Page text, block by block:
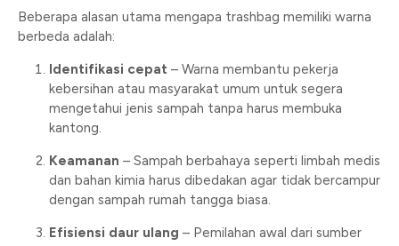
Beberapa alasan utama mengapa trashbag memiliki warna
berbeda adalah:
Identifikasi cepat – Warna membantu pekerja
kebersihan atau masyarakat umum untuk segera
mengetahui jenis sampah tanpa harus membuka
kantong.
Keamanan – Sampah berbahaya seperti limbah medis
dan bahan kimia harus dibedakan agar tidak bercampur
dengan sampah rumah tangga biasa.
Efisiensi daur ulang – Pemilahan awal dari sumber